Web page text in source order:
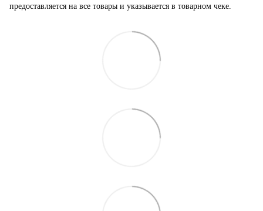
предоставляется на все товары и указывается в товарном чеке.